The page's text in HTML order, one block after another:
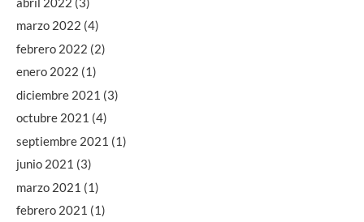
marzo 2022 (4)
febrero 2022 (2)
enero 2022 (1)
diciembre 2021 (3)
octubre 2021 (4)
septiembre 2021 (1)
junio 2021 (3)
marzo 2021 (1)
febrero 2021 (1)